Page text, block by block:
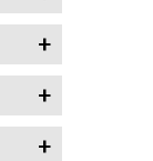
+
+
+